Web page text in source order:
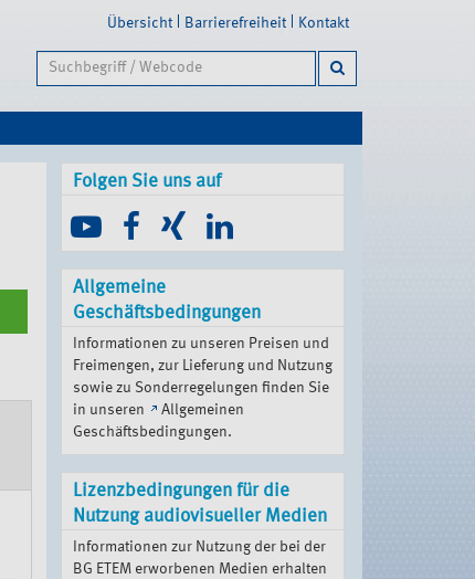
Übersicht Barrierefreiheit Kontakt
Folgen Sie uns auf
Allgemeine
Geschäftsbedingungen
Informationen zu unseren Preisen und
Freimengen, zur Lieferung und Nutzung
sowie zu Sonderregelungen finden Sie
in unseren
Allgemeinen
Geschäftsbedingungen.
Lizenzbedingungen für die
Nutzung audiovisueller Medien
Informationen zur Nutzung der bei der
BG ETEM erworbenen Medien erhalten